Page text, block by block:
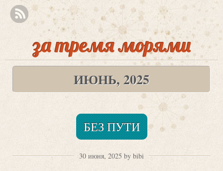
за тремя морями
ИЮНЬ, 2025
БЕЗ ПУТИ
30 июня, 2025 by bibi